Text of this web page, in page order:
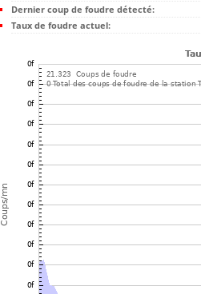
Dernier coup de foudre détecté:
Taux de foudre actuel: